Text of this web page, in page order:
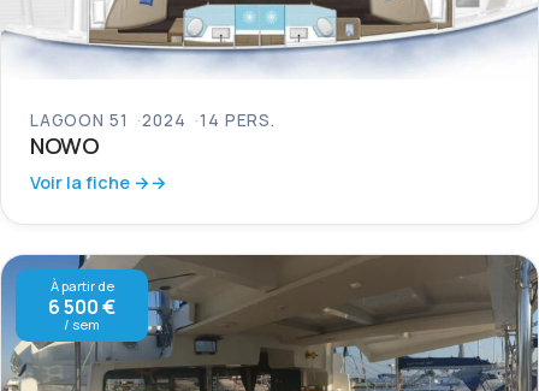
LAGOON 51 2024 14 PERS.
NOWO
Voir la fiche →
À partir de
6 500 €
/ sem